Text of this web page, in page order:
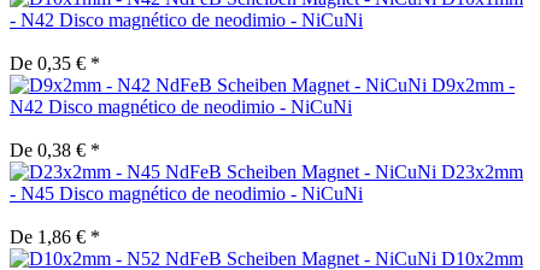
- N42 Disco magnético de neodimio - NiCuNi
De 0,35 € *
D9x2mm -
N42 Disco magnético de neodimio - NiCuNi
De 0,38 € *
D23x2mm
- N45 Disco magnético de neodimio - NiCuNi
De 1,86 € *
D10x2mm